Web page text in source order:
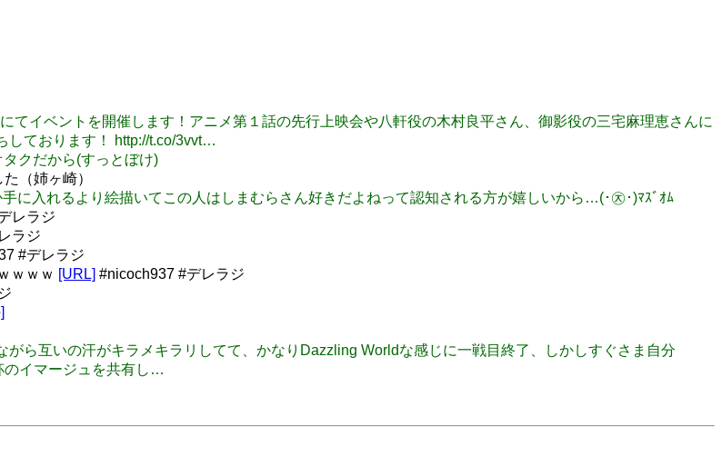
てイベントを開催します！アニメ第１話の先行上映会や八軒役の木村良平さん、御影役の三宅麻理恵さんに
しております！ http://t.co/3vvt…
クだから(すっとぼけ)
（姉ヶ崎）
に入れるより絵描いてこの人はしまむらさん好きだよねって認知される方が嬉しいから…(･㉨･)ﾏｽﾞｵﾑ
レラジ
ラジ
#デレラジ
ｗｗｗ [URL] #nicoch937 #デレラジ
がら互いの汗がキラメキラリしてて、かなりDazzling Worldな感じに一戦目終了、しかしすぐさま自分
のイマージュを共有し…